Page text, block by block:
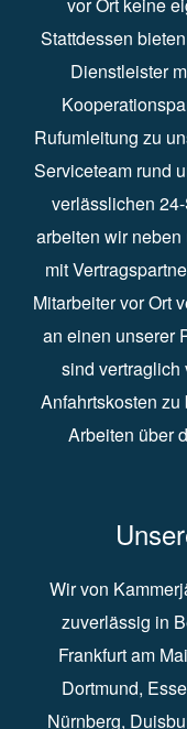
Stattdessen
Dienstleister
Rufumleitung zu
Serviceteam rund
verlässlichen
arbeiten wir
mit
Mitarbeiter vor Ort
an einen unserer
sind vertraglich
Anfahrtskosten
Arbeiten über
Wir von
zuverlässig in
Frankfurt am
Dortmund⁠,
Nürnberg⁠,